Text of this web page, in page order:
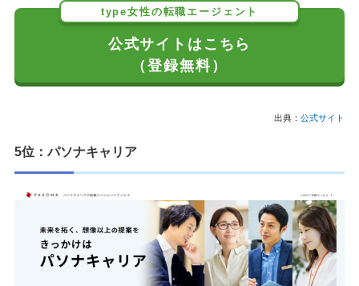
type女性の転職エージェント
公式サイトはこちら
（登録無料）
出典： 公式サイト
5位：パソナキャリア